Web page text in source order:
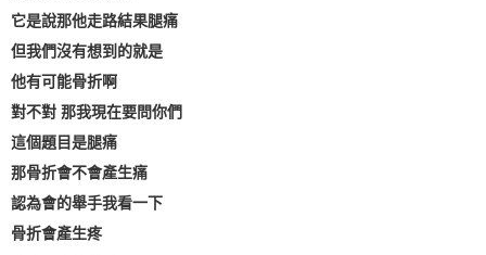
它是說那他走路結果腿痛
但我們沒有想到的就是
他有可能骨折啊
對不對 那我現在要問你們
這個題目是腿痛
那骨折會不會產生痛
認為會的舉手我看一下
骨折會產生疼